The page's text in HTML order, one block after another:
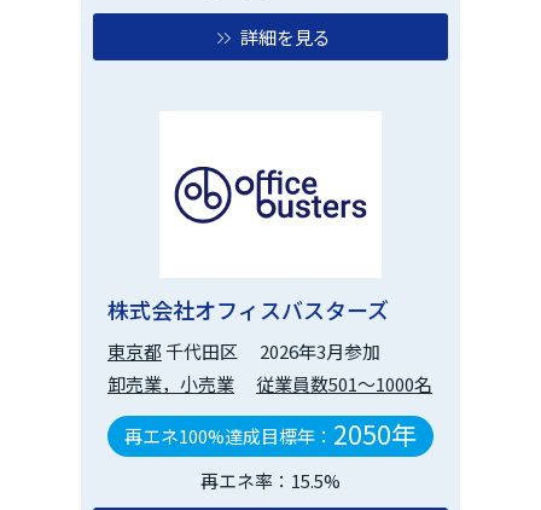
詳細を見る
株式会社オフィスバスターズ
東京都千代田区
2026年3月参加
卸売業，小売業
従業員数501～1000名
再エネ100%達成目標年： 2050年
再エネ率：15.5%